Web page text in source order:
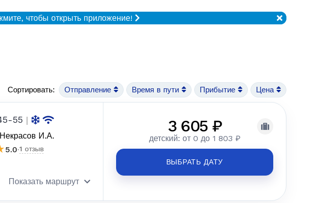
чтобы открыть приложение!
Сортировать: Отправление Время в пути Прибытие Цена
55 |
И.А.
5.0·1 отзыв
Показать маршрут
3 605 ₽
детский: от 0 до 1 803 ₽
ВЫБРАТЬ ДАТУ